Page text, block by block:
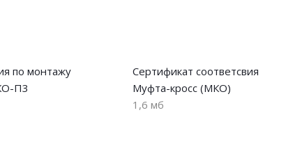
по монтажу
П3
Сертификат соответсвия
Муфта-кросс (МКО)
1,6 мб